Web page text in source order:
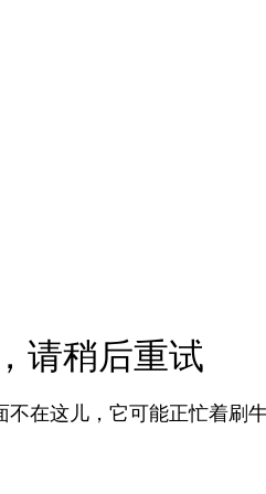
请稍后重试
不在这儿，它可能正忙着刷